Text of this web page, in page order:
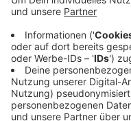
geschädigt durch
vergangenen Jahre.
Bäume umfällen
Unwetterwarnung
Land.
Veröffentlicht: